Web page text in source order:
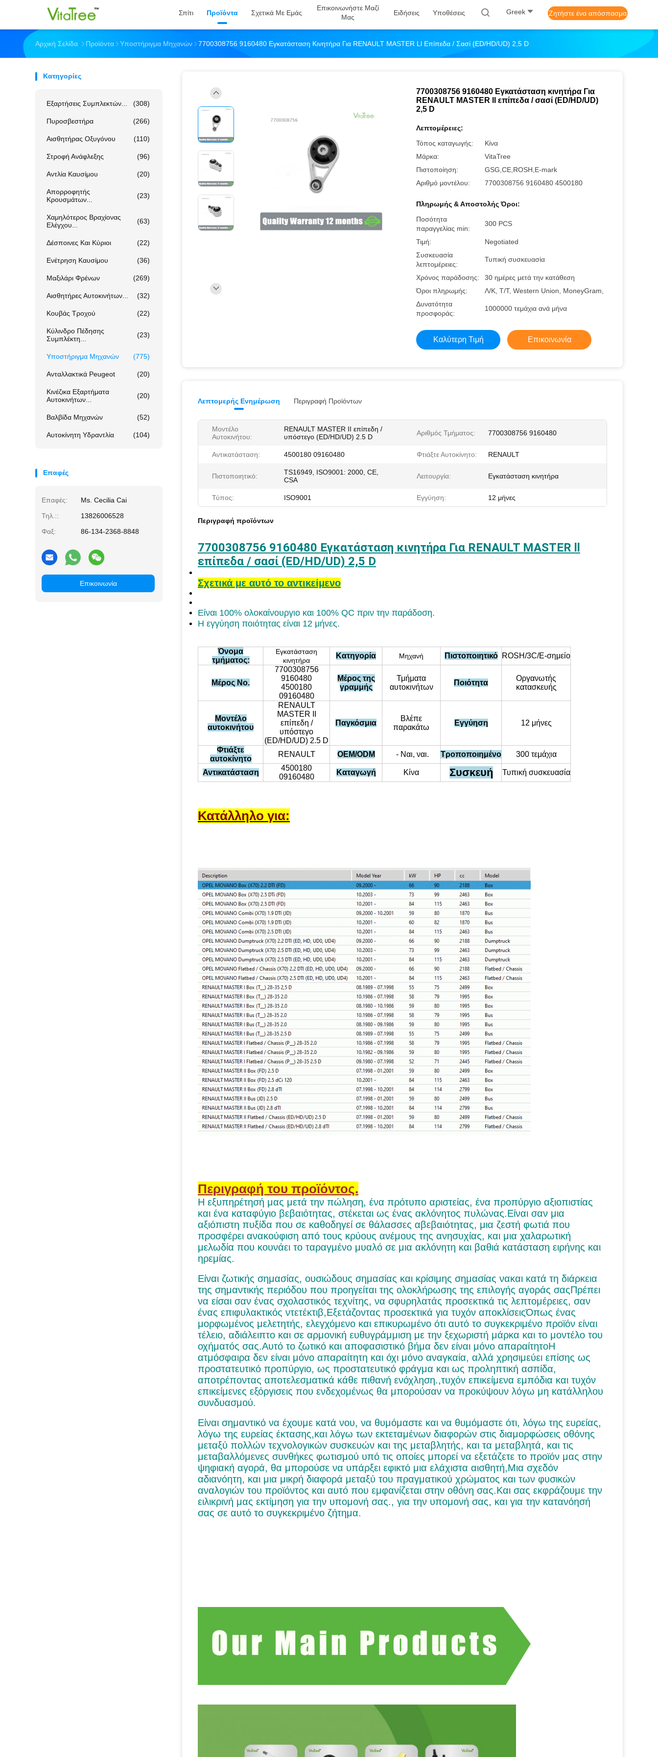
Σπίτι Προϊόντα Σχετικά Με Εμάς
Επικοινωνήστε Μαζί
Μας
Ειδήσεις Υποθέσεις Greek Ζητήστε ένα απόσπασμα
Αρχική Σελίδα Προϊόντα Υποστήριγμα Μηχανών 7700308756 9160480 Εγκατάσταση Κινητήρα Για RENAULT MASTER Ll Επίπεδα / Σασί (ED/HD/UD) 2,5 D
Κατηγορίες
Εξαρτήσεις Συμπλεκτών... (308)
Πυροσβεστήρα (266)
Αισθητήρας Οξυγόνου (110)
Στροφή Ανάφλεξης (96)
Αντλία Καυσίμου (20)
Απορροφητής
Κρουσμάτων...
(23)
Χαμηλότερος Βραχίονας
Ελέγχου...
(63)
Δέσποινες Και Κύριοι (22)
Ενέτρηση Καυσίμου (36)
Μαξιλάρι Φρένων (269)
Αισθητήρες Αυτοκινήτων... (32)
Κουβάς Τροχού (22)
Κύλινδρο Πέδησης
Συμπλέκτη...
(23)
Υποστήριγμα Μηχανών (775)
Ανταλλακτικά Peugeot (20)
Κινέζικα Εξαρτήματα
Αυτοκινήτων...
(20)
Βαλβίδα Μηχανών (52)
Αυτοκίνητη Υδραντλία (104)
Επαφές
Επαφές:
Ms. Cecilia Cai
Τηλ.::
13826006528
Φαξ:
86-134-2368-8848
Επικοινωνία
7700308756 9160480 Εγκατάσταση κινητήρα Για
RENAULT MASTER ll επίπεδα / σασί (ED/HD/UD)
2,5 D
Λεπτομέρειες:
Τόπος καταγωγής:
Κίνα
Μάρκα:
VitaTree
Πιστοποίηση:
GSG,CE,ROSH,E-mark
Αριθμό μοντέλου:
7700308756 9160480 4500180
Πληρωμής & Αποστολής Όροι:
Ποσότητα
παραγγελίας min:
300 PCS
Τιμή:
Negotiated
Συσκευασία
λεπτομέρειες:
Τυπική συσκευασία
Χρόνος παράδοσης:
30 ημέρες μετά την κατάθεση
Όροι πληρωμής:
Λ/Κ, Τ/Τ, Western Union, MoneyGram,
Δυνατότητα
προσφοράς:
1000000 τεμάχια ανά μήνα
Καλύτερη Τιμή Επικοινωνία
Λεπτομερής Ενημέρωση Περιγραφή Προϊόντων
Μοντέλο
Αυτοκινήτου:
RENAULT MASTER II επίπεδη /
υπόστεγο (ED/HD/UD) 2.5 D
Αριθμός Τμήματος: 7700308756 9160480
Αντικατάσταση: 4500180 09160480 Φτιάξτε Αυτοκίνητο: RENAULT
Πιστοποιητικό:
TS16949, ISO9001: 2000, CE,
CSA
Λειτουργία: Εγκατάσταση κινητήρα
Τύπος: ISO9001 Εγγύηση: 12 μήνες
Περιγραφή προϊόντων
7700308756 9160480 Εγκατάσταση κινητήρα Για RENAULT MASTER ll
επίπεδα / σασί (ED/HD/UD) 2,5 D
Σχετικά με αυτό το αντικείμενο
Είναι 100% ολοκαίνουργιο και 100% QC πριν την παράδοση.
Η εγγύηση ποιότητας είναι 12 μήνες.
Όνομα
τμήματος:
Εγκατάσταση
κινητήρα
Κατηγορία Μηχανή Πιστοποιητικό ROSH/3C/Ε-σημείο
Μέρος Νο.
7700308756
9160480
4500180
09160480
Μέρος της
γραμμής
Τμήματα
αυτοκινήτων
Ποιότητα
Οργανωτής
κατασκευής
Μοντέλο
αυτοκινήτου
RENAULT
MASTER II
επίπεδη /
υπόστεγο
(ED/HD/UD) 2.5 D
Παγκόσμια
Βλέπε
παρακάτω
Εγγύηση 12 μήνες
Φτιάξτε
αυτοκίνητο
RENAULT OEM/ODM - Ναι, ναι. Τροποποιημένο 300 τεμάχια
Αντικατάσταση
4500180
09160480
Καταγωγή Κίνα Συσκευή Τυπική συσκευασία
Κατάλληλο για:
Περιγραφή του προϊόντος.
Η εξυπηρέτησή μας μετά την πώληση, ένα πρότυπο αριστείας, ένα προπύργιο αξιοπιστίας
και ένα καταφύγιο βεβαιότητας, στέκεται ως ένας ακλόνητος πυλώνας.Είναι σαν μια
αξιόπιστη πυξίδα που σε καθοδηγεί σε θάλασσες αβεβαιότητας, μια ζεστή φωτιά που
προσφέρει ανακούφιση από τους κρύους ανέμους της ανησυχίας, και μια χαλαρωτική
μελωδία που κουνάει το ταραγμένο μυαλό σε μια ακλόνητη και βαθιά κατάσταση ειρήνης και
ηρεμίας.
Είναι ζωτικής σημασίας, ουσιώδους σημασίας και κρίσιμης σημασίας νακαι κατά τη διάρκεια
της σημαντικής περιόδου που προηγείται της ολοκλήρωσης της επιλογής αγοράς σαςΠρέπει
να είσαι σαν ένας σχολαστικός τεχνίτης, να σφυρηλατάς προσεκτικά τις λεπτομέρειες, σαν
ένας επιφυλακτικός ντετέκτιβ,Εξετάζοντας προσεκτικά για τυχόν αποκλίσειςΌπως ένας
μορφωμένος μελετητής, ελεγχόμενο και επικυρωμένο ότι αυτό το συγκεκριμένο προϊόν είναι
τέλειο, αδιάλειπτο και σε αρμονική ευθυγράμμιση με την ξεχωριστή μάρκα και το μοντέλο του
οχήματός σας.Αυτό το ζωτικό και αποφασιστικό βήμα δεν είναι μόνο απαραίτητοΗ
ατμόσφαιρα δεν είναι μόνο απαραίτητη και όχι μόνο αναγκαία, αλλά χρησιμεύει επίσης ως
προστατευτικό προπύργιο, ως προστατευτικό φράγμα και ως προληπτική ασπίδα,
αποτρέποντας αποτελεσματικά κάθε πιθανή ενόχληση.,τυχόν επικείμενα εμπόδια και τυχόν
επικείμενες εξόργισεις που ενδεχομένως θα μπορούσαν να προκύψουν λόγω μη κατάλληλου
συνδυασμού.
Είναι σημαντικό να έχουμε κατά νου, να θυμόμαστε και να θυμόμαστε ότι, λόγω της ευρείας,
λόγω της ευρείας έκτασης,και λόγω των εκτεταμένων διαφορών στις διαμορφώσεις οθόνης
μεταξύ πολλών τεχνολογικών συσκευών και της μεταβλητής, και τα μεταβλητά, και τις
μεταβαλλόμενες συνθήκες φωτισμού υπό τις οποίες μπορεί να εξετάζετε το προϊόν μας στην
ψηφιακή αγορά, θα μπορούσε να υπάρξει εφικτό μια ελάχιστα αισθητή,Μια σχεδόν
αδιανόητη, και μια μικρή διαφορά μεταξύ του πραγματικού χρώματος και των φυσικών
αναλογιών του προϊόντος και αυτό που εμφανίζεται στην οθόνη σας.Και σας εκφράζουμε την
ειλικρινή μας εκτίμηση για την υπομονή σας., για την υπομονή σας, και για την κατανόησή
σας σε αυτό το συγκεκριμένο ζήτημα.